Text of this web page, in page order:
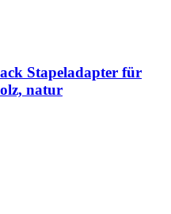
Stapeladapter für
natur